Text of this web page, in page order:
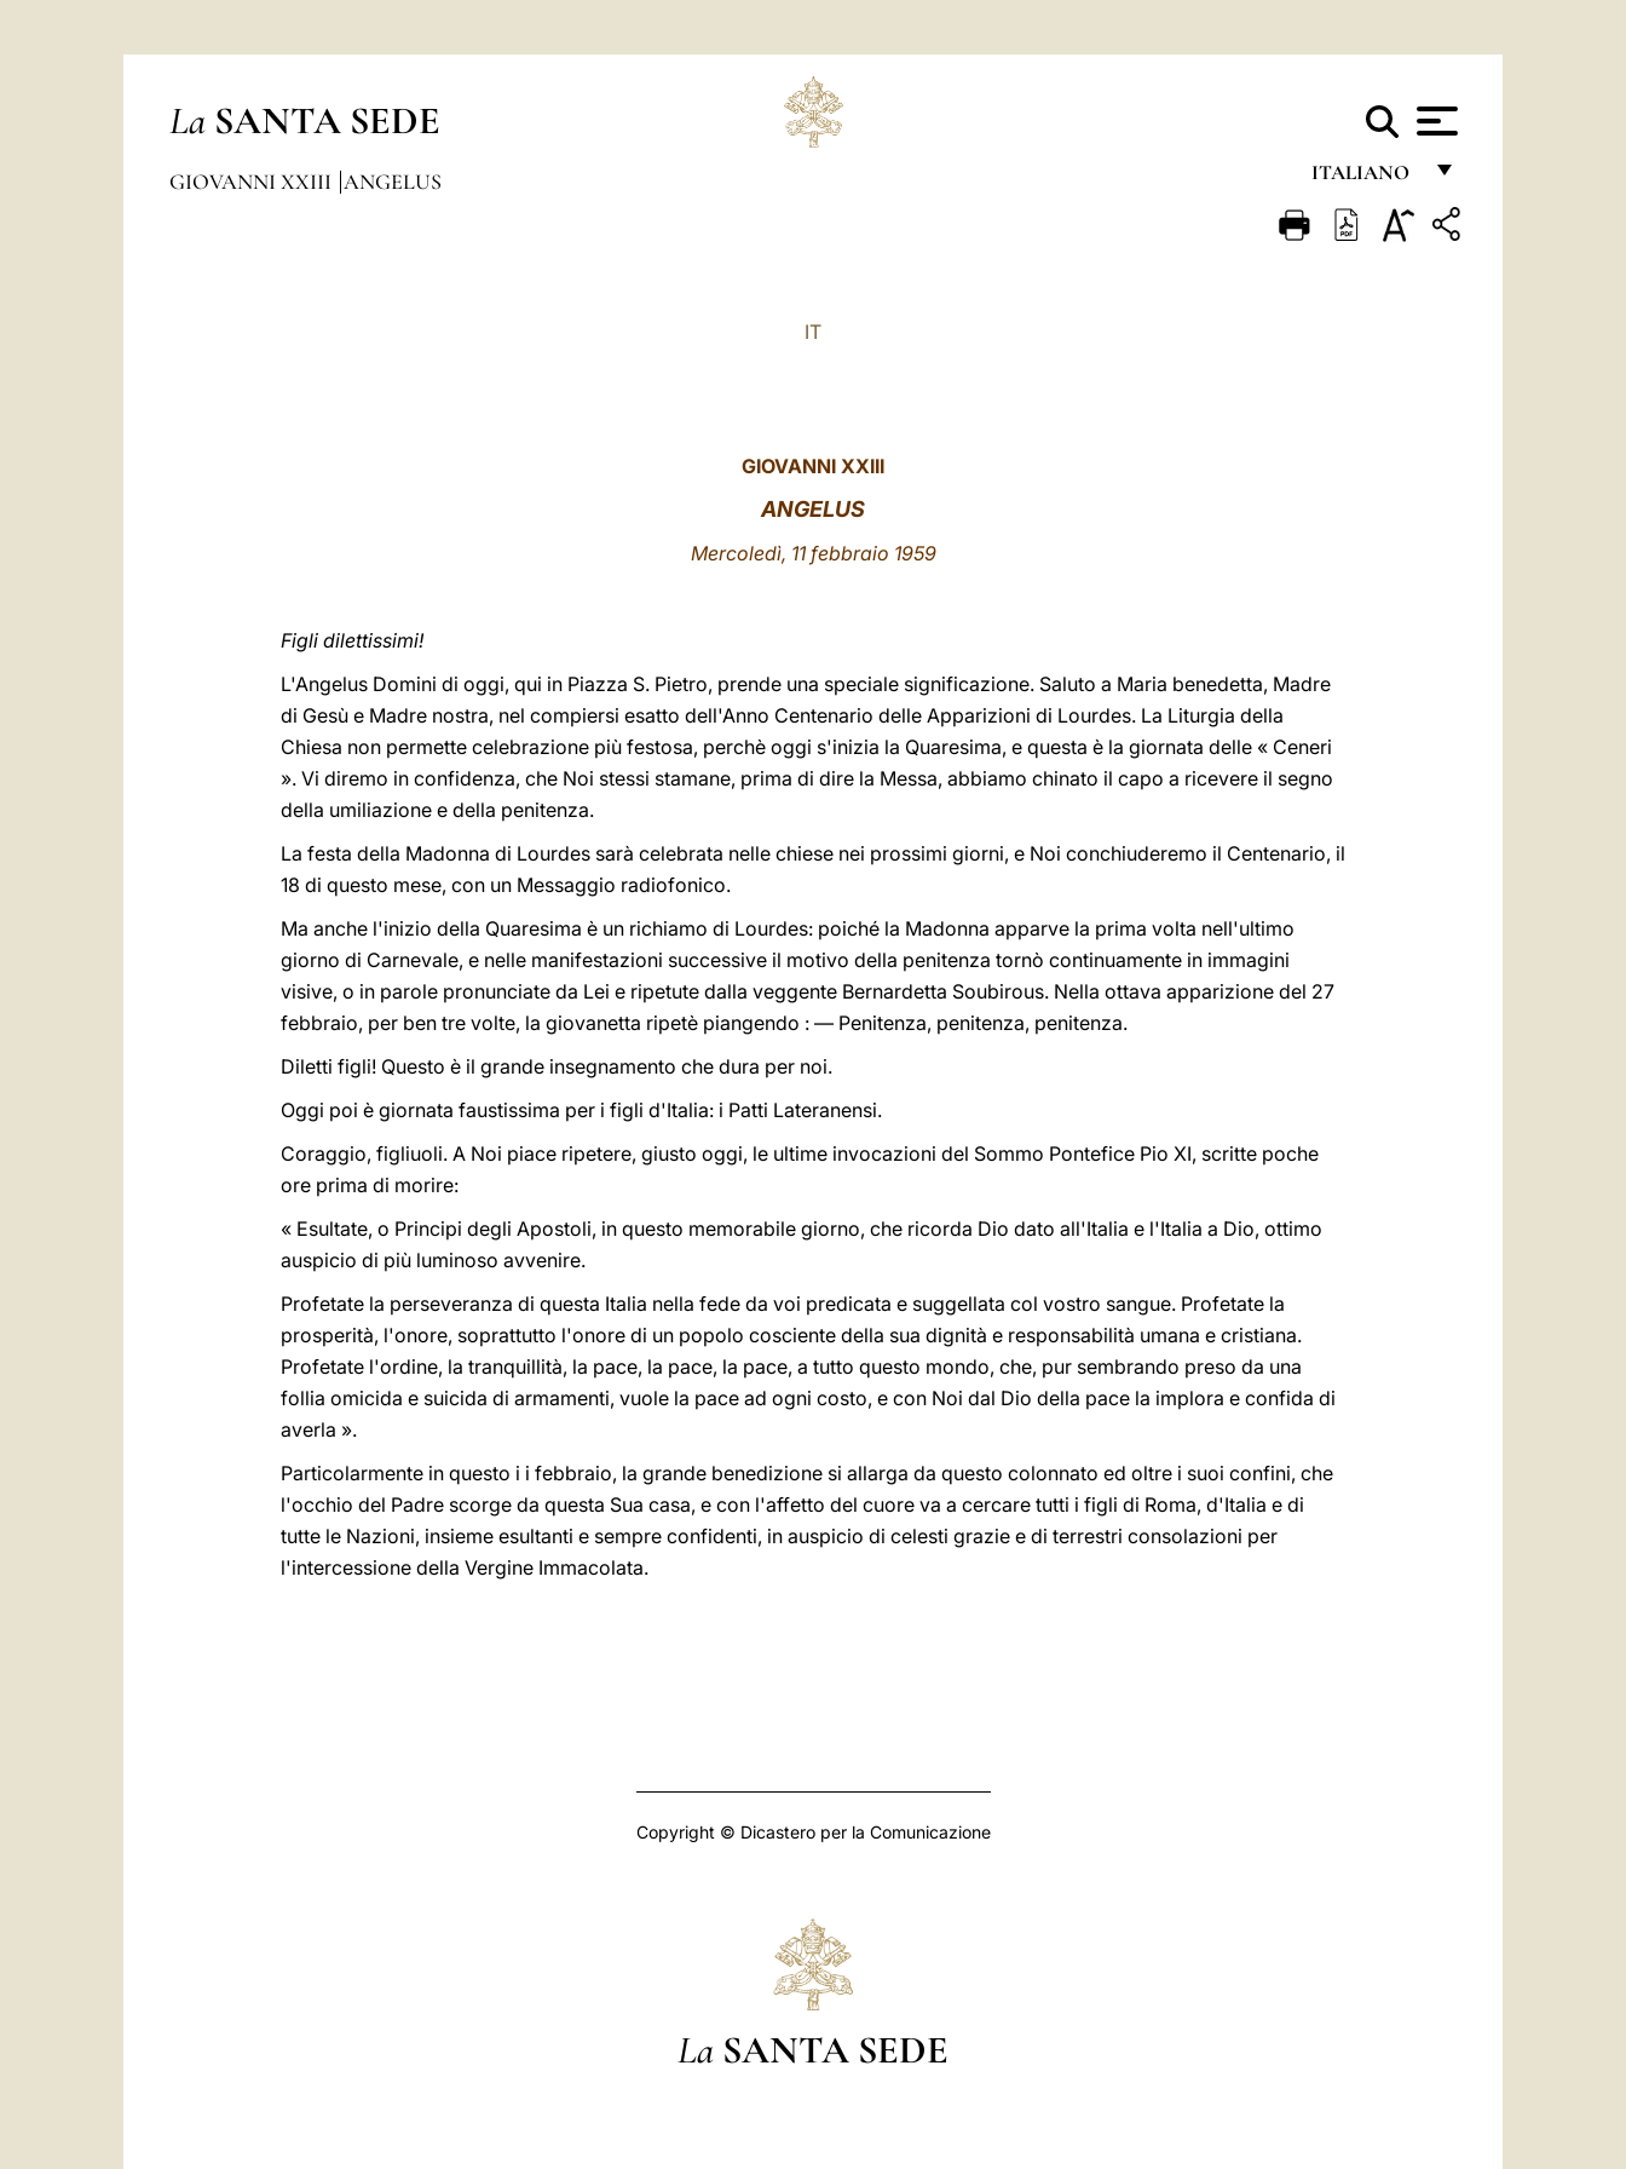
La SANTA SEDE
ITALIANO
FRANÇAIS
GIOVANNI XXIII ANGELUS
IT
GIOVANNI XXIII
ANGELUS
Mercoledì, 11 febbraio 1959
Figli dilettissimi!
L'Angelus Domini di oggi, qui in Piazza S. Pietro, prende una speciale significazione. Saluto a Maria benedetta, Madre
di Gesù e Madre nostra, nel compiersi esatto dell'Anno Centenario delle Apparizioni di Lourdes. La Liturgia della
Chiesa non permette celebrazione più festosa, perchè oggi s'inizia la Quaresima, e questa è la giornata delle « Ceneri
». Vi diremo in confidenza, che Noi stessi stamane, prima di dire la Messa, abbiamo chinato il capo a ricevere il segno
della umiliazione e della penitenza.
La festa della Madonna di Lourdes sarà celebrata nelle chiese nei prossimi giorni, e Noi conchiuderemo il Centenario, il
18 di questo mese, con un Messaggio radiofonico.
Ma anche l'inizio della Quaresima è un richiamo di Lourdes: poiché la Madonna apparve la prima volta nell'ultimo
giorno di Carnevale, e nelle manifestazioni successive il motivo della penitenza tornò continuamente in immagini
visive, o in parole pronunciate da Lei e ripetute dalla veggente Bernardetta Soubirous. Nella ottava apparizione del 27
febbraio, per ben tre volte, la giovanetta ripetè piangendo : — Penitenza, penitenza, penitenza.
Diletti figli! Questo è il grande insegnamento che dura per noi.
Oggi poi è giornata faustissima per i figli d'Italia: i Patti Lateranensi.
Coraggio, figliuoli. A Noi piace ripetere, giusto oggi, le ultime invocazioni del Sommo Pontefice Pio XI, scritte poche
ore prima di morire:
« Esultate, o Principi degli Apostoli, in questo memorabile giorno, che ricorda Dio dato all'Italia e l'Italia a Dio, ottimo
auspicio di più luminoso avvenire.
Profetate la perseveranza di questa Italia nella fede da voi predicata e suggellata col vostro sangue. Profetate la
prosperità, l'onore, soprattutto l'onore di un popolo cosciente della sua dignità e responsabilità umana e cristiana.
Profetate l'ordine, la tranquillità, la pace, la pace, la pace, a tutto questo mondo, che, pur sembrando preso da una
follia omicida e suicida di armamenti, vuole la pace ad ogni costo, e con Noi dal Dio della pace la implora e confida di
averla ».
Particolarmente in questo i i febbraio, la grande benedizione si allarga da questo colonnato ed oltre i suoi confini, che
l'occhio del Padre scorge da questa Sua casa, e con l'affetto del cuore va a cercare tutti i figli di Roma, d'Italia e di
tutte le Nazioni, insieme esultanti e sempre confidenti, in auspicio di celesti grazie e di terrestri consolazioni per
l'intercessione della Vergine Immacolata.
Copyright © Dicastero per la Comunicazione
La SANTA SEDE